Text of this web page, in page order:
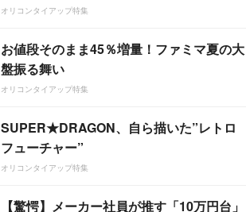
オリコンタイアップ特集
お値段そのまま45％増量！ファミマ夏の大
盤振る舞い
オリコンタイアップ特集
SUPER★DRAGON、自ら描いた”レトロ
フューチャー”
オリコンタイアップ特集
【驚愕】メーカー社員が推す「10万円台」